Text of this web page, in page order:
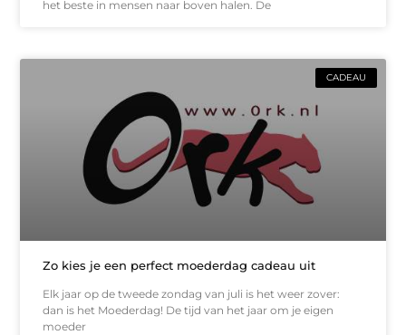
het beste in mensen naar boven halen. De
CADEAU
Zo kies je een perfect moederdag cadeau uit
Elk jaar op de tweede zondag van juli is het weer zover:
dan is het Moederdag! De tijd van het jaar om je eigen
moeder